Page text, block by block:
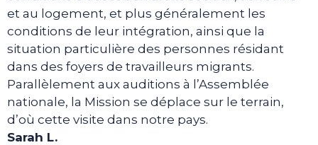
et au logement, et plus généralement les
conditions de leur intégration, ainsi que la
situation particulière des personnes résidant
dans des foyers de travailleurs migrants.
Parallèlement aux auditions à l’Assemblée
nationale, la Mission se déplace sur le terrain,
d’où cette visite dans notre pays.
Sarah L.